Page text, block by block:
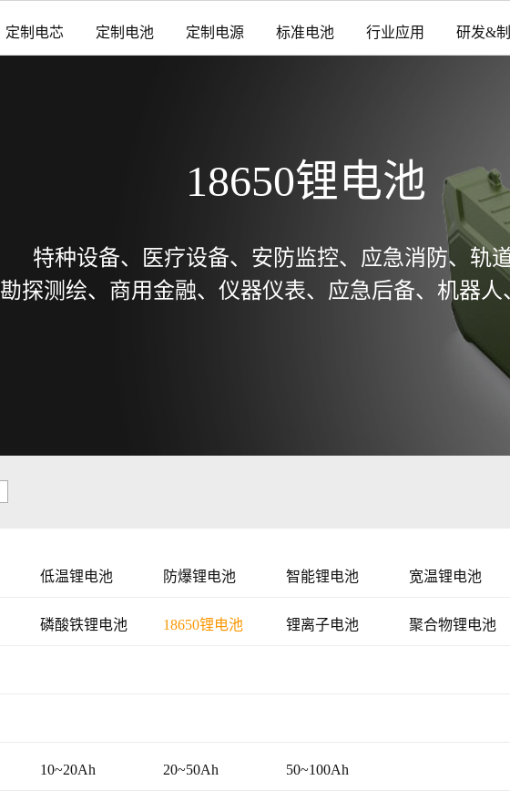
定制电芯 定制电池 定制电源 标准电池 行业应用 研发&
18650锂电池
特种设备、医疗设备、安防监控、应急消防、轨
勘探测绘、商用金融、仪器仪表、应急后备、机器人
低温锂电池 防爆锂电池 智能锂电池 宽温锂电池
磷酸铁锂电池 18650锂电池 锂离子电池 聚合物锂电池
10~20Ah 20~50Ah 50~100Ah